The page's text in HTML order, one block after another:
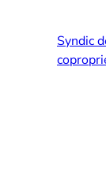
Syndic